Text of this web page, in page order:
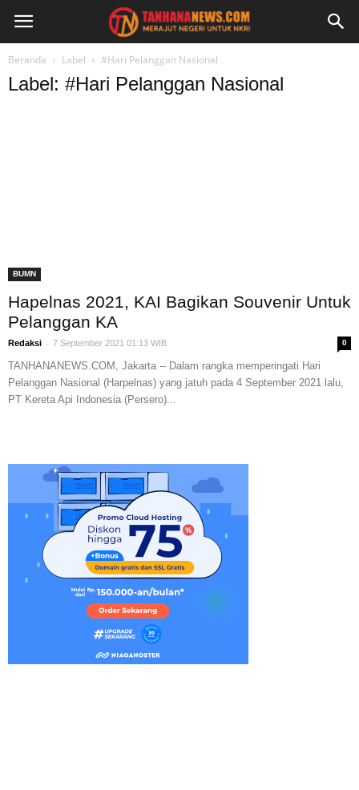
Beranda Label #Hari Pelanggan Nasional
Label: #Hari Pelanggan Nasional
BUMN
Hapelnas 2021, KAI Bagikan Souvenir Untuk
Pelanggan KA
Redaksi - 7 September 2021 01:13 WIB 0
TANHANANEWS.COM, Jakarta -- Dalam rangka memperingati Hari
Pelanggan Nasional (Harpelnas) yang jatuh pada 4 September 2021 lalu,
PT Kereta Api Indonesia (Persero)...